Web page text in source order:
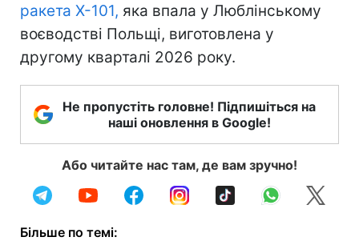
ракета Х-101, яка впала у Люблінському
воєводстві Польщі, виготовлена у
другому кварталі 2026 року.
Не пропустіть головне! Підпишіться на
наші оновлення в Google!
Або читайте нас там, де вам зручно!
Більше по темі: